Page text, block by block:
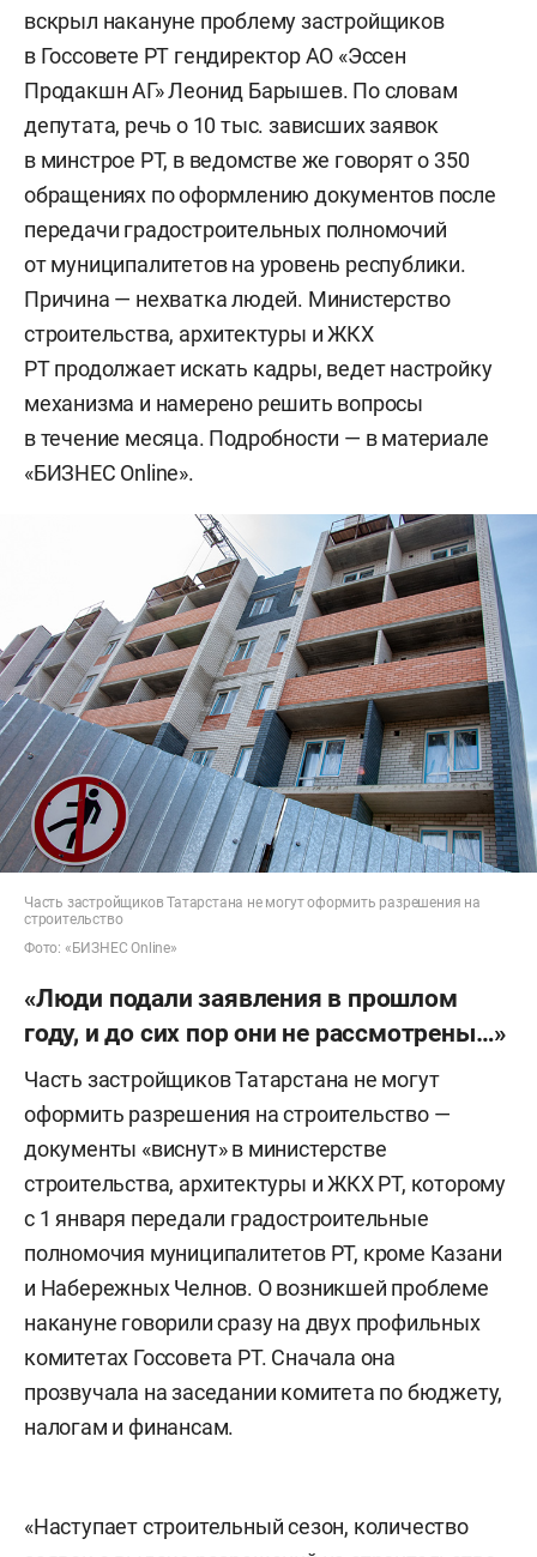
вскрыл накануне проблему застройщиков
в Госсовете РТ гендиректор АО «Эссен
Продакшн АГ» Леонид Барышев. По словам
депутата, речь о 10 тыс. зависших заявок
в минстрое РТ, в ведомстве же говорят о 350
обращениях по оформлению документов после
передачи градостроительных полномочий
от муниципалитетов на уровень республики.
Причина — нехватка людей. Министерство
строительства, архитектуры и ЖКХ
РТ продолжает искать кадры, ведет настройку
механизма и намерено решить вопросы
в течение месяца. Подробности — в материале
«БИЗНЕС Online».
Часть застройщиков Татарстана не могут оформить разрешения на
строительство
Фото: «БИЗНЕС Online»
«Люди подали заявления в прошлом
году, и до сих пор они не рассмотрены…»
Часть застройщиков Татарстана не могут
оформить разрешения на строительство —
документы «виснут» в министерстве
строительства, архитектуры и ЖКХ РТ, которому
с 1 января передали градостроительные
полномочия муниципалитетов РТ, кроме Казани
и Набережных Челнов. О возникшей проблеме
накануне говорили сразу на двух профильных
комитетах Госсовета РТ. Сначала она
прозвучала на заседании комитета по бюджету,
налогам и финансам.
«Наступает строительный сезон, количество